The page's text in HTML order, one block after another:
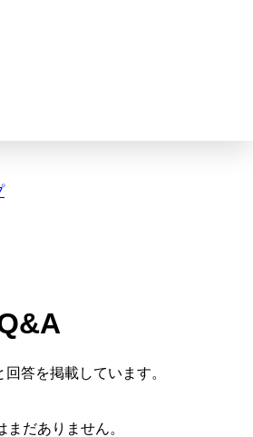
答を掲載しています。
だありません。